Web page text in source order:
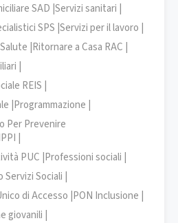
SAD |Servizi sanitari |
SPS |Servizi per il lavoro |
Salute |Ritornare a Casa RAC |
|
REIS |
|Programmazione |
Per Prevenire
|
PUC |Professioni sociali |
Sociali |
di Accesso |PON Inclusione |
giovanili |